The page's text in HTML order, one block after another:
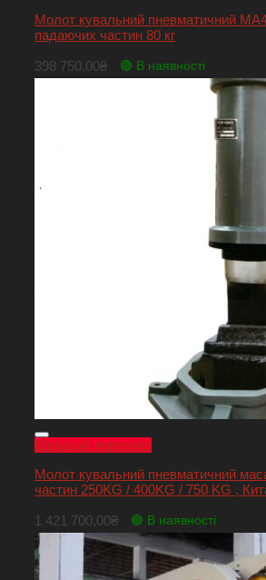
Молот кувальний пневматичний
падаючих частин 80 кг
398 750,00₴ 🟢 В наявності
Швидкий перегляд
Молот кувальний пневматичний
частин 250KG / 400KG / 750 KG ,
1 421 700,00₴ 🟢 В наявності